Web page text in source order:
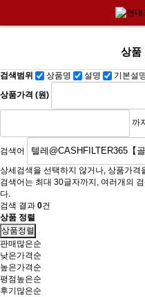
상품
검색범위 상품명 설명 기본설
상품가격 (원)
까지
검색어
상세검색을 선택하지 않거나, 상품가
검색어는 최대 30글자까지, 여러개의
다.
검색 결과 0건
상품 정렬
상품정렬
판매많은순
낮은가격순
높은가격순
평점높은순
후기많은순